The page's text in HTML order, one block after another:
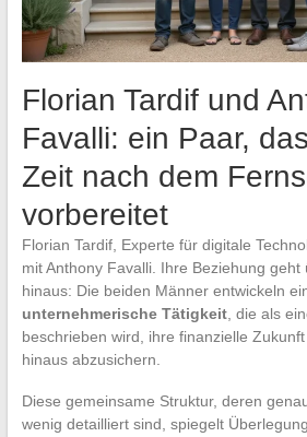
Florian Tardif und
Favalli: ein Paar,
Zeit nach dem
vorbereitet
Florian Tardif, Experte für digitale
mit Anthony Favalli. Ihre Beziehung
hinaus: Die beiden Männer entwickeln
unternehmerische Tätigkeit, die als
beschrieben wird, ihre finanzielle
hinaus abzusichern.
Diese gemeinsame Struktur, deren
wenig detailliert sind, spiegelt